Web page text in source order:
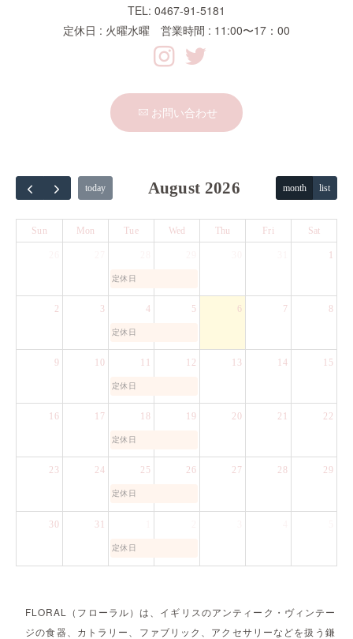
TEL: 0467-91-5181
定休日 : 火曜水曜 営業時間 : 11:00〜17：00
お問い合わせ
today August 2026 month list
Sun Mon Tue Wed Thu Fri Sat
定休日
1
2 3 4
定休日
5 6 7 8
9 10 11
定休日
12 13 14 15
16 17 18
定休日
19 20 21 22
23 24 25
定休日
26 27 28 29
30 31
定休日
FLORAL（フローラル）は、イギリスのアンティーク・ヴィンテー
ジの食器、カトラリー、ファブリック、アクセサリーなどを扱う鎌